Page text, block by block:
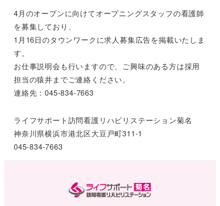
4月のオープンに向けてオープニングスタッフの看護師
を募集しており、
1月16日のタウンワークに求人募集広告を掲載いたしま
す。
お仕事説明会も行いますので、ご興味のある方は採用
担当の猿井までご連絡ください。
連絡先：045-834-7663
ライフサポート訪問看護リハビリステーション菊名
神奈川県横浜市港北区大豆戸町311-1
045-834-7663